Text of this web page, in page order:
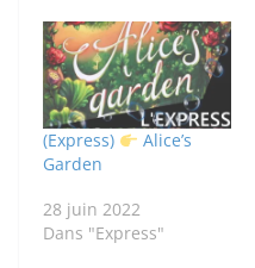
(Express)
Alice’s
Garden
28 juin 2022
Dans "Express"